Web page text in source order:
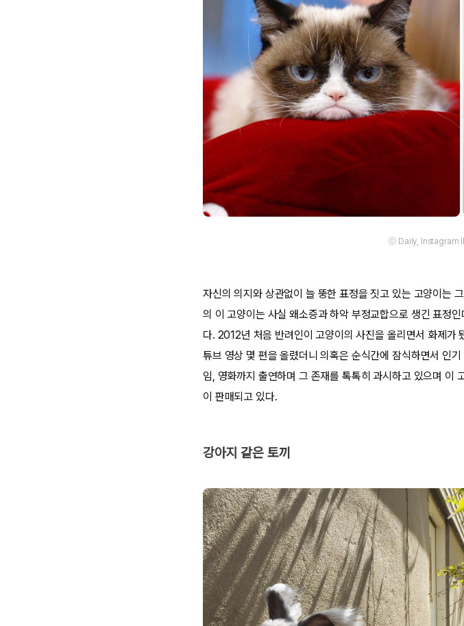
ⓒ Daily, Instagram
자신의 의지와 상관없이 늘 뚱한 표정을 짓고 있는 고양이는
의 이 고양이는 사실 왜소증과 하악 부정교합으로 생긴 표정
다. 2012년 처음 반려인이 고양이의 사진을 올리면서 화제가
튜브 영상 몇 편을 올렸더니 의혹은 순식간에 잠식하면서 인
임, 영화까지 출연하며 그 존재를 톡톡히 과시하고 있으며 이
이 판매되고 있다.
강아지 같은 토끼